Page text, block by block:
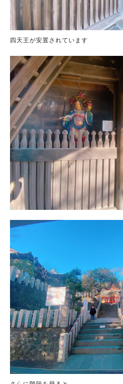
四天王が安置されています